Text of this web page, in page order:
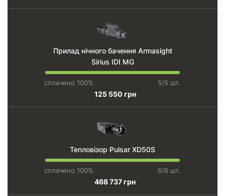
Прилад нічного бачення Armasight
Sirius IDI MG
сплачено 100% 5/5 шт.
125 550 грн
Тепловізор Pulsar XD50S
сплачено 100% 6/6 шт.
468 737 грн